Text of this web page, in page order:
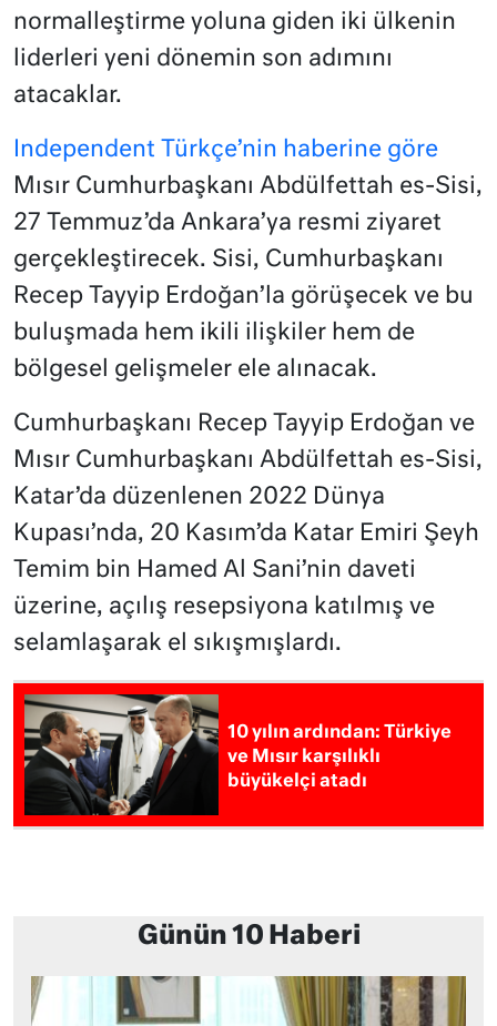
normalleştirme yoluna giden iki ülkenin
liderleri yeni dönemin son adımını
atacaklar.
Independent Türkçe’nin haberine göre
Mısır Cumhurbaşkanı Abdülfettah es-Sisi,
27 Temmuz’da Ankara’ya resmi ziyaret
gerçekleştirecek. Sisi, Cumhurbaşkanı
Recep Tayyip Erdoğan’la görüşecek ve bu
buluşmada hem ikili ilişkiler hem de
bölgesel gelişmeler ele alınacak.
Cumhurbaşkanı Recep Tayyip Erdoğan ve
Mısır Cumhurbaşkanı Abdülfettah es-Sisi,
Katar’da düzenlenen 2022 Dünya
Kupası’nda, 20 Kasım’da Katar Emiri Şeyh
Temim bin Hamed Al Sani’nin daveti
üzerine, açılış resepsiyona katılmış ve
selamlaşarak el sıkışmışlardı.
10 yılın ardından: Türkiye
ve Mısır karşılıklı
büyükelçi atadı
Günün 10 Haberi